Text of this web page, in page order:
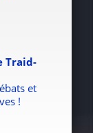
Traid-
et
!